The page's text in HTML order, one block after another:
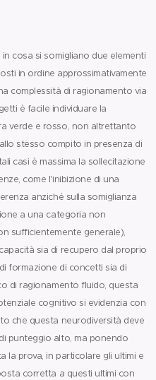
cosa si somigliano due elementi
in ordine approssimativamente
complessità di ragionamento via
è facile individuare la
verde e rosso, non altrettanto
stesso compito in presenza di
casi è massima la sollecitazione
come l'inibizione di una
anziché sulla somiglianza
a una categoria non
sufficientemente generale),
sia di recupero dal proprio
formazione di concetti sia di
di ragionamento fluido, questa
cognitivo si evidenzia con
che questa neurodiversità deve
punteggio alto, ma ponendo
la prova, in particolare gli ultimi e
corretta a questi ultimi con